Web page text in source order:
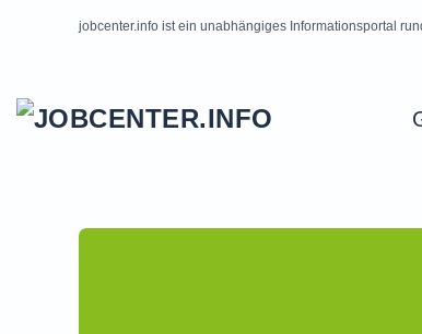
jobcenter.info ist ein unabhängiges Informationsportal